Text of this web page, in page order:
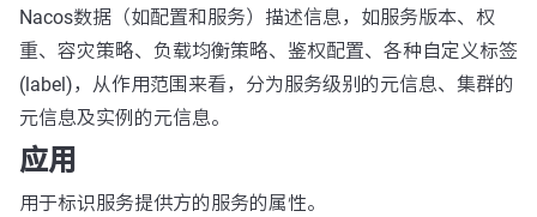
Nacos数据（如配置和服务）描述信息，如服务版本、权
重、容灾策略、负载均衡策略、鉴权配置、各种自定义标签
(label)，从作用范围来看，分为服务级别的元信息、集群的
元信息及实例的元信息。
应用
用于标识服务提供方的服务的属性。